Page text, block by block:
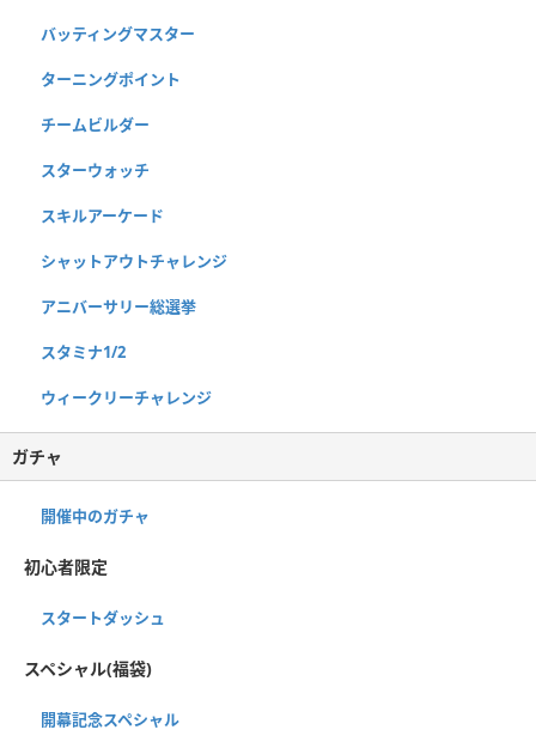
バッティングマスター
ターニングポイント
チームビルダー
スターウォッチ
スキルアーケード
シャットアウトチャレンジ
アニバーサリー総選挙
スタミナ1/2
ウィークリーチャレンジ
ガチャ
開催中のガチャ
初心者限定
スタートダッシュ
スペシャル(福袋)
開幕記念スペシャル